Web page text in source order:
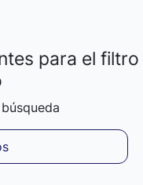
para el filtro